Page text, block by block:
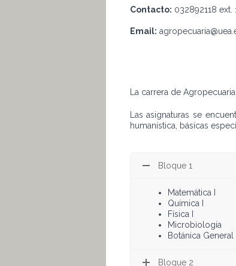
Contacto: 032892118 ext.
Email:
La carrera de
Las asignaturas se
humanística, básicas
Bloque 1
Matemática I
Química I
Física I
Microbiología
Botánica General
Bloque 2